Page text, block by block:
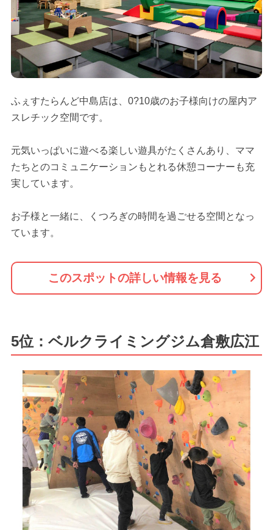
ふぇすたらんど中島店は、0?10歳のお子様向けの屋内ア
スレチック空間です。
元気いっぱいに遊べる楽しい遊具がたくさんあり、ママ
たちとのコミュニケーションもとれる休憩コーナーも充
実しています。
お子様と一緒に、くつろぎの時間を過ごせる空間となっ
ています。
このスポットの詳しい情報を見る
5位：ベルクライミングジム倉敷広江